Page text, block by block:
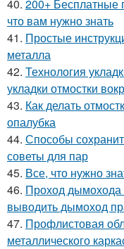
40. 200+ Бесплатные
что вам нужно знать
41. Простые
металла
42. Технология
укладки отмостки
43. Как делать
опалубка
44. Способы
советы для пар
45. Все, что нужно
46. Проход
выводить дымоход
47. Профлистовая
металлического